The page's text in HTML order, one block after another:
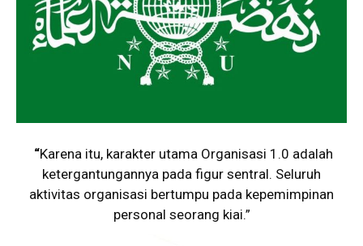
“Karena itu, karakter utama Organisasi 1.0 adalah
ketergantungannya pada figur sentral. Seluruh
aktivitas organisasi bertumpu pada kepemimpinan
personal seorang kiai.”